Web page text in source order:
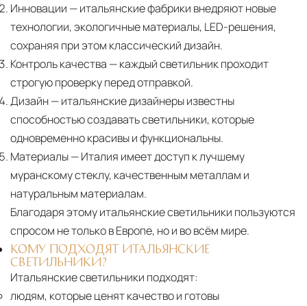
Инновации — итальянские фабрики внедряют новые
технологии, экологичные материалы, LED-решения,
сохраняя при этом классический дизайн.
Контроль качества — каждый светильник проходит
строгую проверку перед отправкой.
Дизайн— итальянские дизайнеры известны
способностью создавать светильники, которые
одновременно красивы и функциональны.
Материалы— Италия имеет доступ к лучшему
муранскому стеклу, качественным металлам и
натуральным материалам.
Благодаря этому итальянские светильники пользуются
спросом не только в Европе, но и во всём мире.
КОМУ ПОДХОДЯТ ИТАЛЬЯНСКИЕ
СВЕТИЛЬНИКИ?
Итальянские светильники подходят:
людям, которые ценят качество и готовы